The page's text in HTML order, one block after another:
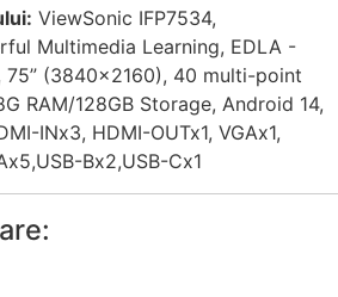
ViewSonic IFP7534,
Multimedia Learning, EDLA -
75” (3840x2160), 40 multi-point
RAM/128GB Storage, Android 14,
INx3, HDMI-OUTx1, VGAx1,
Bx2,USB-Cx1